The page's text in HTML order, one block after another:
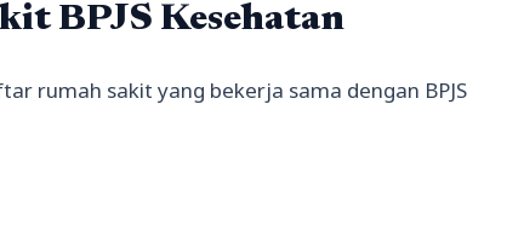
BPJS Kesehatan
rumah sakit yang bekerja sama dengan BPJS